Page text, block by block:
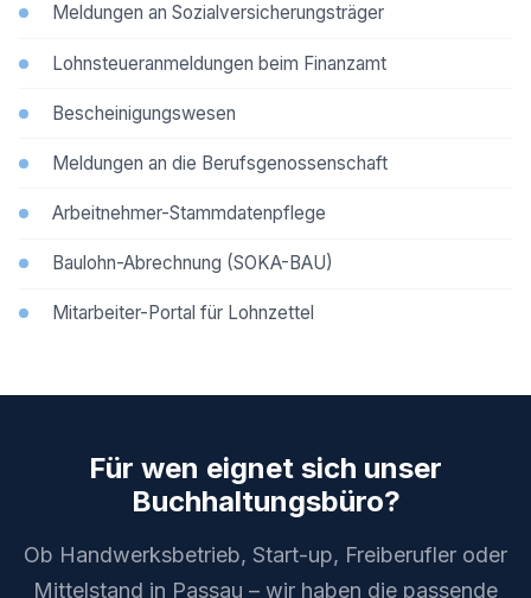
Meldungen an Sozialversicherungsträger
Lohnsteueranmeldungen beim Finanzamt
Bescheinigungswesen
Meldungen an die Berufsgenossenschaft
Arbeitnehmer-Stammdatenpflege
Baulohn-Abrechnung (SOKA-BAU)
Mitarbeiter-Portal für Lohnzettel
Für wen eignet sich unser
Buchhaltungsbüro?
Ob Handwerksbetrieb, Start-up, Freiberufler oder
Mittelstand in Passau – wir haben die passende